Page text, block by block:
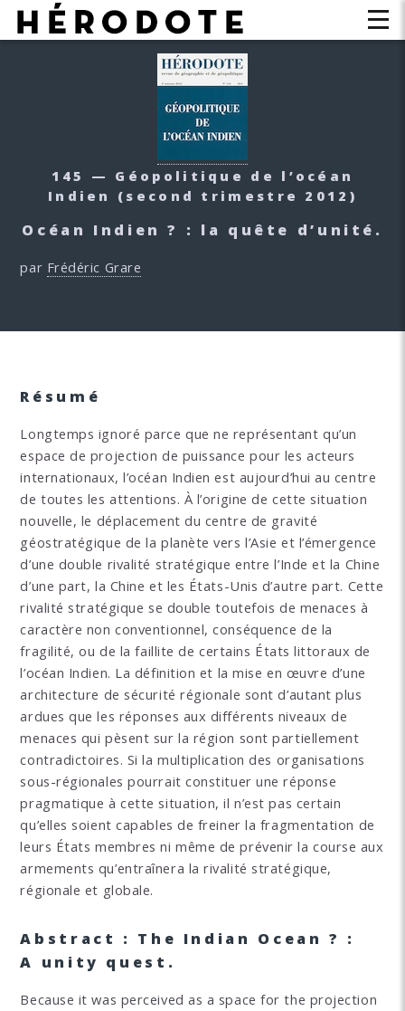
145 — Géopolitique de l’océan
Indien (second trimestre 2012)
Océan Indien ? : la quête d’unité.
par Frédéric Grare
Résumé
Longtemps ignoré parce que ne représentant qu’un
espace de projection de puissance pour les acteurs
internationaux, l’océan Indien est aujourd’hui au centre
de toutes les attentions. À l’origine de cette situation
nouvelle, le déplacement du centre de gravité
géostratégique de la planète vers l’Asie et l’émergence
d’une double rivalité stratégique entre l’Inde et la Chine
d’une part, la Chine et les États-Unis d’autre part. Cette
rivalité stratégique se double toutefois de menaces à
caractère non conventionnel, conséquence de la
fragilité, ou de la faillite de certains États littoraux de
l’océan Indien. La définition et la mise en œuvre d’une
architecture de sécurité régionale sont d’autan­t plus
ardues que les réponses aux différents niveaux de
menaces qui pèsent sur la région sont partiellement
contradictoires. Si la multiplication des organisations
sous-régionales pourrait constituer une réponse
pragmatique à cette situation, il n’est pas certain
qu’elles soient capables de freiner la fragmentation de
leurs États membres ni même de prévenir la course aux
armements qu’entraînera la rivalité stratégique,
régionale et globale.
Abstract : The Indian Ocean ? :
A unity quest.
Because it was perceived as a space for the projection